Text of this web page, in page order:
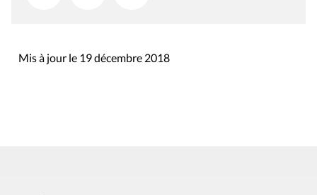
Mis à jour le 19 décembre 2018